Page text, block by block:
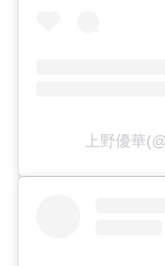
上野優華